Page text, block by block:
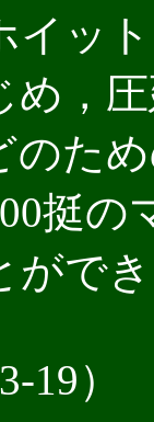
イッ
め，
のた
挺
がで
）